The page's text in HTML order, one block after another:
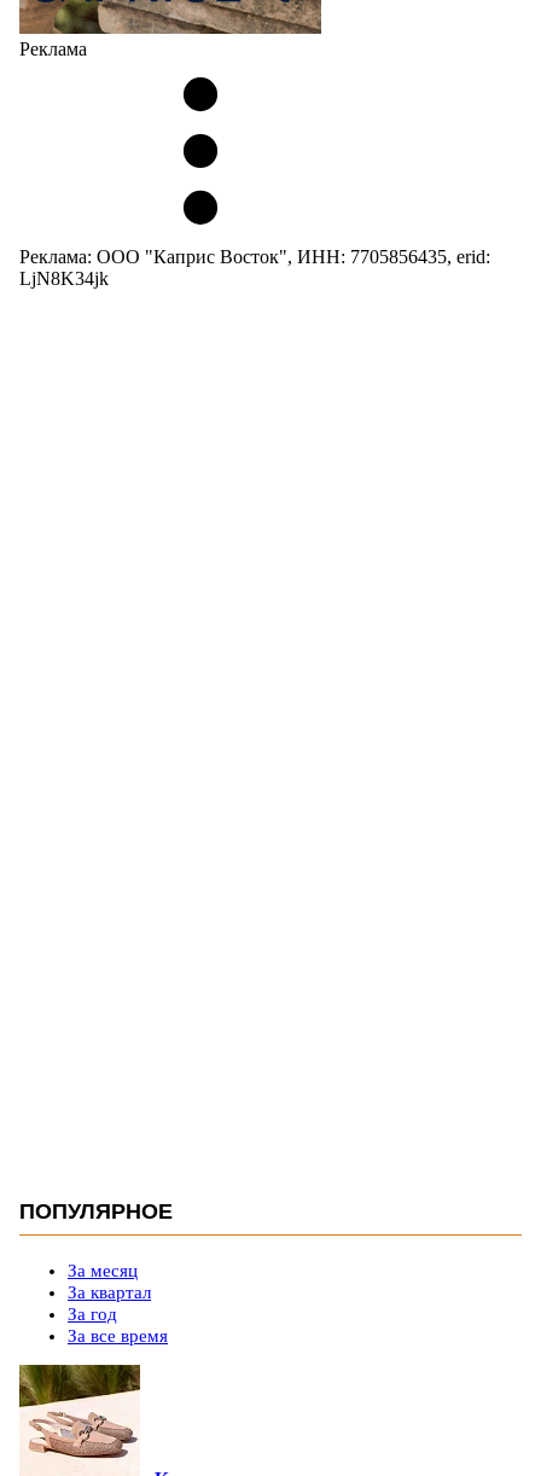
Реклама
Реклама: ООО "Каприс Восток", ИНН: 7705856435, erid:
LjN8K34jk
ПОПУЛЯРНОЕ
За месяц
За квартал
За год
За все время